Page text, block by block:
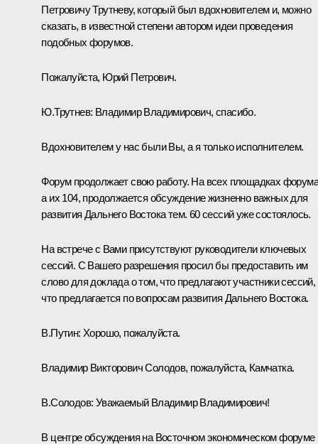
Петровичу Трутневу, который был вдохновителем и, можно
сказать, в известной степени автором идеи проведения
подобных форумов.
Пожалуйста, Юрий Петрович.
Ю.Трутнев: Владимир Владимирович, спасибо.
Вдохновителем у нас были Вы, а я только исполнителем.
Форум продолжает свою работу. На всех площадках
а их 104, продолжается обсуждение жизненно важных для
развития Дальнего Востока тем. 60 сессий уже состоялось.
На встрече с Вами присутствуют руководители ключевых
сессий. С Вашего разрешения просил бы предоставить им
слово для доклада о том, что предлагают участники сессий,
что предлагается по вопросам развития Дальнего Востока.
В.Путин: Хорошо, пожалуйста.
Владимир Викторович Солодов, пожалуйста, Камчатка.
В.Солодов: Уважаемый Владимир Владимирович!
В центре обсуждения на Восточном экономическом форуме